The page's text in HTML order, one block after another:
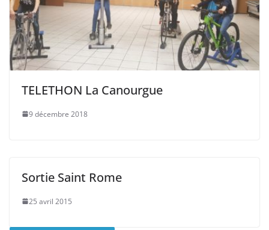
TELETHON La Canourgue
9 décembre 2018
Sortie Saint Rome
25 avril 2015